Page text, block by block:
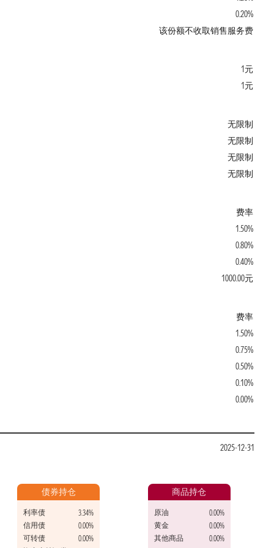
0.20%
该份额不收取销售服务费
1元
1元
无限制
无限制
无限制
无限制
费率
1.50%
0.80%
0.40%
1000.00元
费率
1.50%
0.75%
0.50%
0.10%
0.00%
2025-12-31
债券持仓
利率债
3.34%
信用债
0.00%
可转债
0.00%
商品持仓
原油
0.00%
黄金
0.00%
其他商品
0.00%